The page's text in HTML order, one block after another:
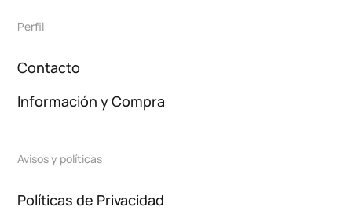
Perfil
Contacto
Información y Compra
Avisos y políticas
Políticas de Privacidad